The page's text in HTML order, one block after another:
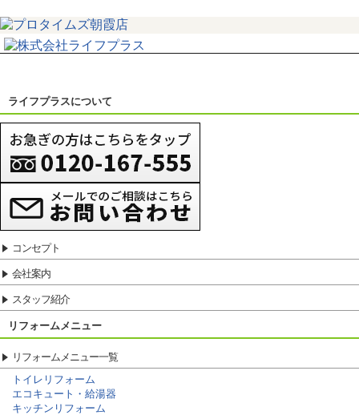
ライフプラスについて
コンセプト
会社案内
スタッフ紹介
リフォームメニュー
リフォームメニュー一覧
トイレリフォーム
エコキュート・給湯器
キッチンリフォーム